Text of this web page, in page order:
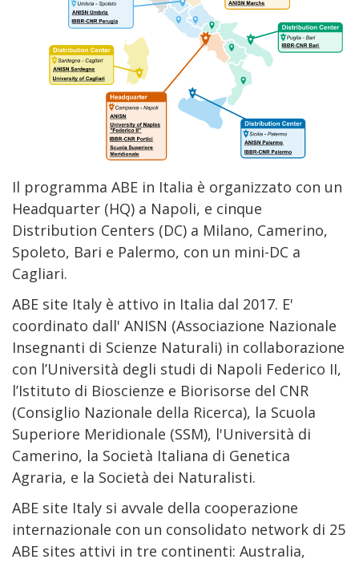
Il programma ABE in Italia è organizzato con un
Headquarter (HQ) a Napoli, e cinque
Distribution Centers (DC) a Milano, Camerino,
Spoleto, Bari e Palermo, con un mini-DC a
Cagliari.
ABE site Italy è attivo in Italia dal 2017. E'
coordinato dall' ANISN (Associazione Nazionale
Insegnanti di Scienze Naturali) in collaborazione
con l’Università degli studi di Napoli Federico II,
l’Istituto di Bioscienze e Biorisorse del CNR
(Consiglio Nazionale della Ricerca), la Scuola
Superiore Meridionale (SSM), l'Università di
Camerino, la Società Italiana di Genetica
Agraria, e la Società dei Naturalisti.
ABE site Italy si avvale della cooperazione
internazionale con un consolidato network di 25
ABE sites attivi in tre continenti: Australia,